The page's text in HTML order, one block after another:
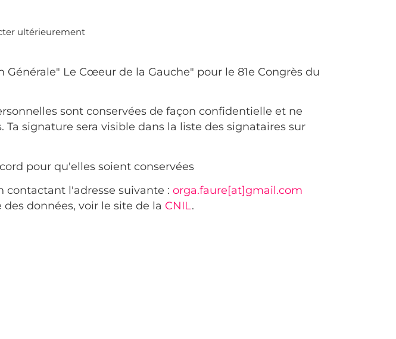
ultérieurement
Le Cœeur de la Gauche" pour le 81e Congrès du
sont conservées de façon confidentielle et ne
signature sera visible dans la liste des signataires sur
pour qu'elles soient conservées
contactant l'adresse suivante : orga.faure[at]gmail.com
données, voir le site de la CNIL.